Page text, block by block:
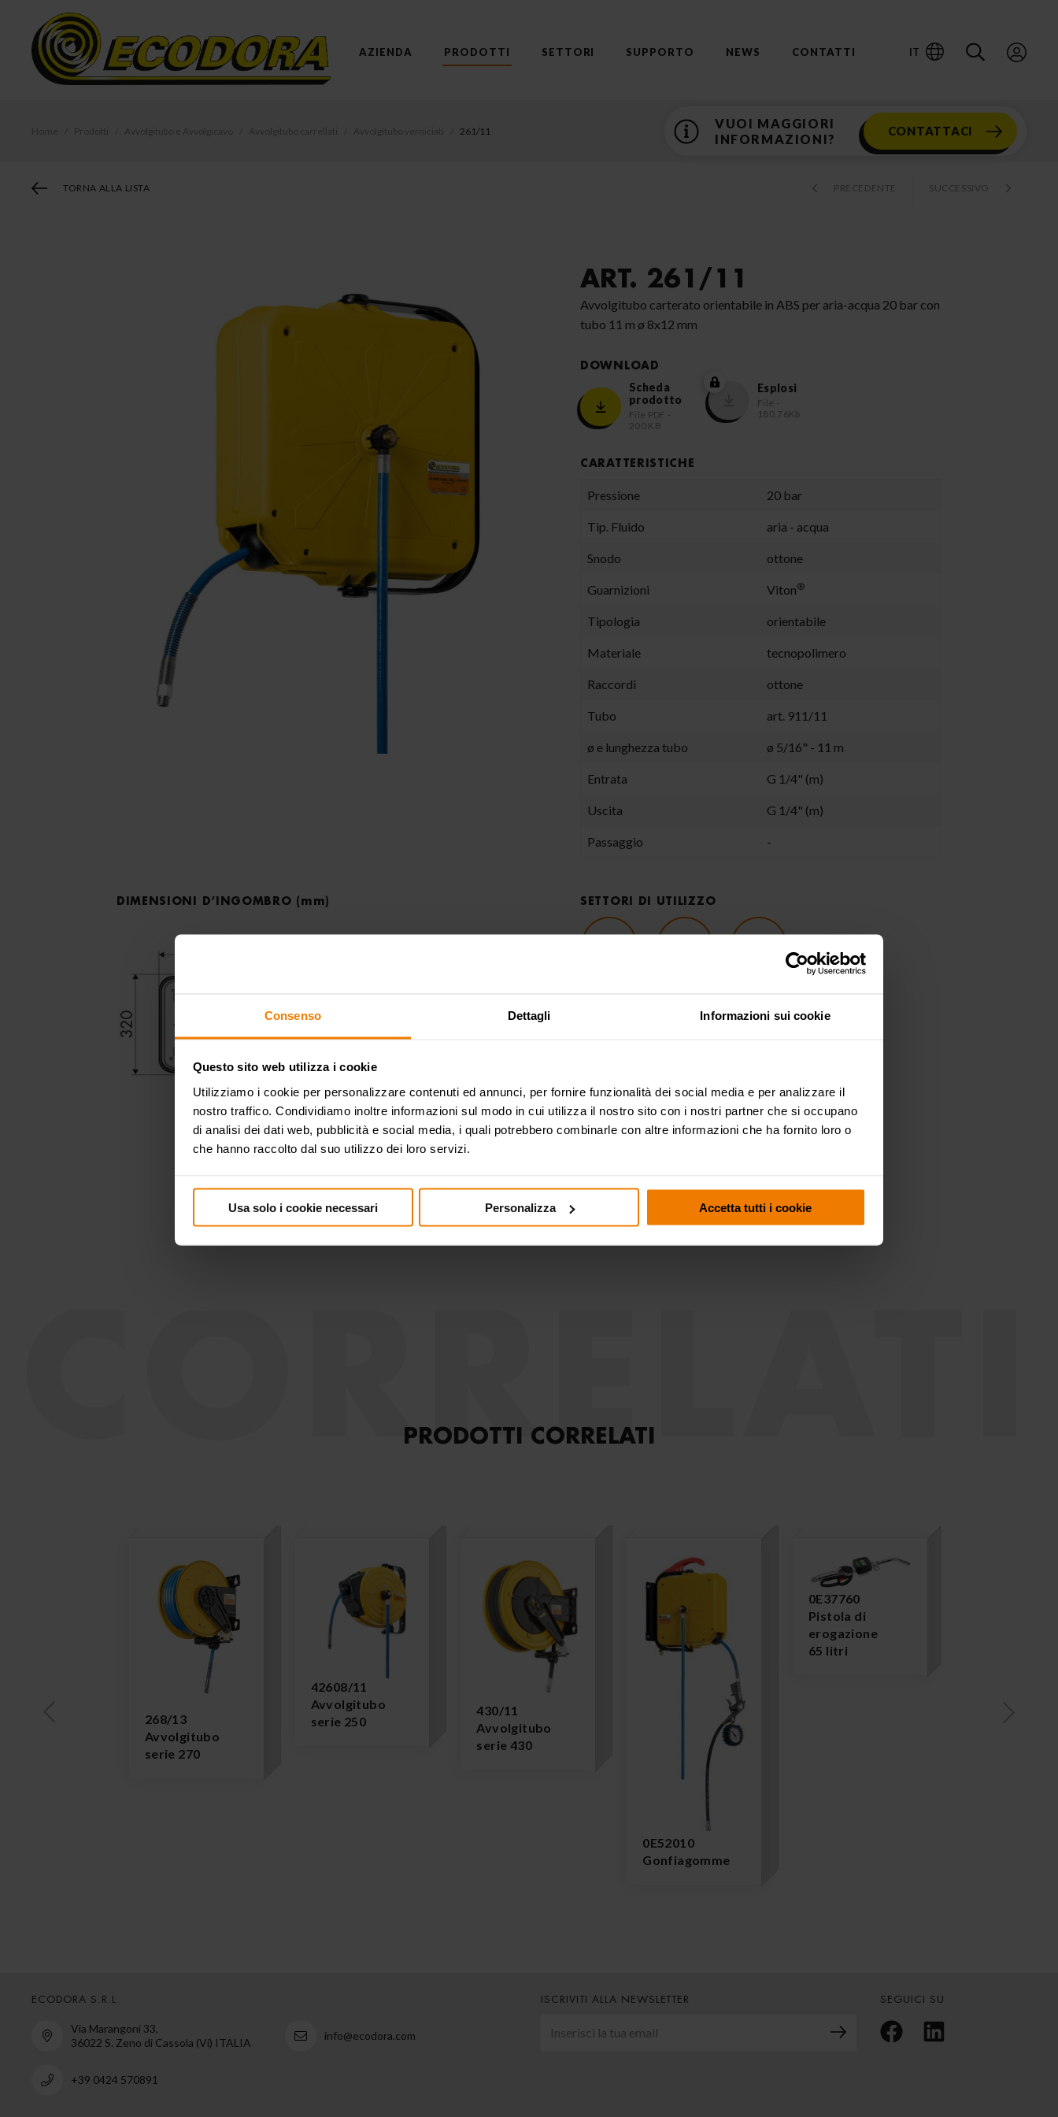
Consenso Dettagli Informazioni sui cookie
Questo sito web utilizza i cookie
Utilizziamo i cookie per personalizzare contenuti ed annunci, per fornire funzionalità dei social media e per analizzare il
nostro traffico. Condividiamo inoltre informazioni sul modo in cui utilizza il nostro sito con i nostri partner che si occupano
di analisi dei dati web, pubblicità e social media, i quali potrebbero combinarle con altre informazioni che ha fornito loro o
che hanno raccolto dal suo utilizzo dei loro servizi.
Usa solo i cookie necessari Personalizza Accetta tutti i cookie
AZIENDA PRODOTTI SETTORI SUPPORTO NEWS CONTATTI IT
Home Prodotti Avvolgitubo e Avvolgicavo Avvolgitubo carrellati Avvolgitubo verniciati 261/11
VUOI MAGGIORI
INFORMAZIONI?
CONTATTACI
TORNA ALLA LISTA PRECEDENTE SUCCESSIVO
ART. 261/11
Avvolgitubo carterato orientabile in ABS per aria-acqua 20 bar con
tubo 11 m ø 8x12 mm
DOWNLOAD
Scheda
prodotto
File PDF -
200 KB
Esplosi
File -
180.76Kb
CARATTERISTICHE
Pressione 20 bar
Tip. Fluido aria - acqua
Snodo ottone
Guarnizioni Viton®
Tipologia orientabile
Materiale tecnopolimero
Raccordi ottone
Tubo art. 911/11
ø e lunghezza tubo ø 5/16" - 11 m
Entrata G 1/4" (m)
Uscita G 1/4" (m)
Passaggio -
DIMENSIONI D’INGOMBRO (mm) SETTORI DI UTILIZZO
PRODOTTI CORRELATI
CORRELATI
268/13
Avvolgitubo
serie 270
42608/11
Avvolgitubo
serie 250
430/11
Avvolgitubo
serie 430
0E52010
Gonfiagomme
0E37760
Pistola di
erogazione
65 litri
ECODORA S.R.L.
Via Marangoni 33,
36022 S. Zeno di Cassola (Vi) ITALIA
info@ecodora.com
+39 0424 570891
ISCRIVITI ALLA NEWSLETTER SEGUICI SU